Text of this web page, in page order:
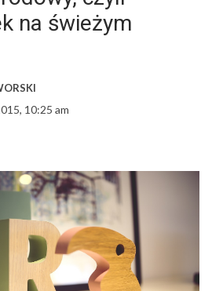
na świeżym
10:25 am